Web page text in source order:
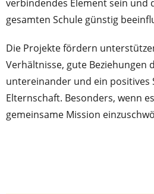
verbindendes Element sein und
gesamten Schule günstig
Die Projekte fördern
Verhältnisse, gute Beziehungen
untereinander und ein positives
Elternschaft. Besonders, wenn
gemeinsame Mission